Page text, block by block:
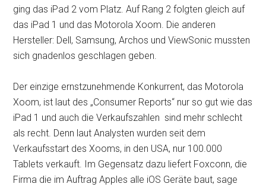
ging das iPad 2 vom Platz. Auf Rang 2 folgten gleich auf
das iPad 1 und das Motorola Xoom. Die anderen
Hersteller: Dell, Samsung, Archos und ViewSonic mussten
sich gnadenlos geschlagen geben.
Der einzige ernstzunehmende Konkurrent, das Motorola
Xoom, ist laut des „Consumer Reports“ nur so gut wie das
iPad 1 und auch die Verkaufszahlen sind mehr schlecht
als recht. Denn laut Analysten wurden seit dem
Verkaufsstart des Xooms, in den USA, nur 100.000
Tablets verkauft. Im Gegensatz dazu liefert Foxconn, die
Firma die im Auftrag Apples alle iOS Geräte baut, sage